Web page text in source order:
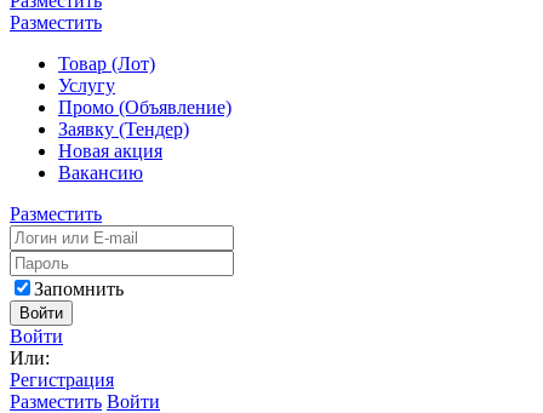
Разместить
Товар (Лот)
Услугу
Промо (Объявление)
Заявку (Тендер)
Новая акция
Вакансию
Разместить
Запомнить
Войти
Войти
Или:
Регистрация
Разместить Войти